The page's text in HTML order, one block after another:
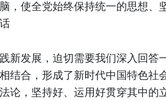
，使全党始终保持统一的思想
新发展，迫切需要我们深入回
结合，形成了新时代中国特色
论，坚持好、运用好贯穿其中